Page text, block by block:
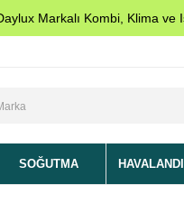
Markalı Kombi, Klima ve
SOĞUTMA